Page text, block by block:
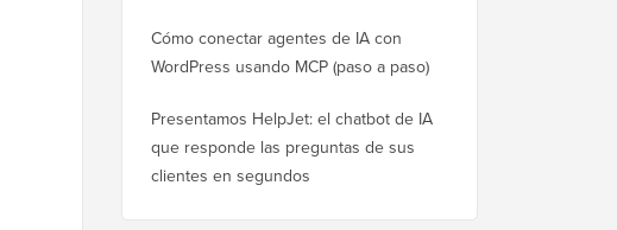
Cómo conectar agentes de IA con
WordPress usando MCP (paso a paso)
Presentamos HelpJet: el chatbot de IA
que responde las preguntas de sus
clientes en segundos